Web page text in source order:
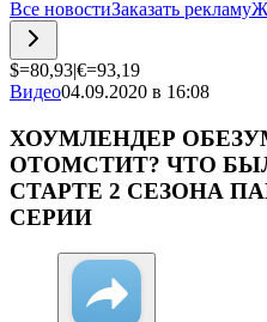
Все новостиЗаказать рекламу
$=80,93|€=93,19
Видео04.09.2020 в 16:08
ХОУМЛЕНДЕР
ОТОМСТИТ? ЧТО
СТАРТЕ 2 СЕЗОНА
СЕРИИ